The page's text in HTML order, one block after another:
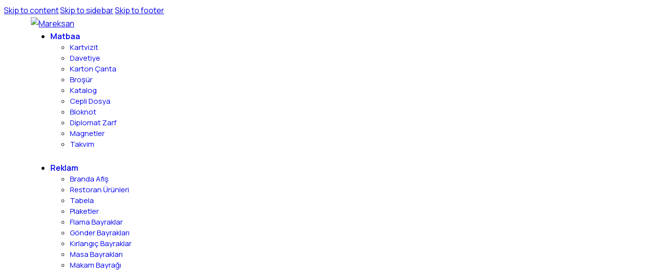
Skip to contentSkip to sidebarSkip to footer
Matbaa
Kartvizit
Davetiye
Karton Çanta
Broşür
Katalog
Cepli Dosya
Bloknot
Diplomat Zarf
Magnetler
Takvim
Reklam
Branda Afiş
Restoran Ürünleri
Tabela
Plaketler
Flama Bayraklar
Gönder Bayrakları
Kırlangıç Bayraklar
Masa Bayrakları
Makam Bayrağı